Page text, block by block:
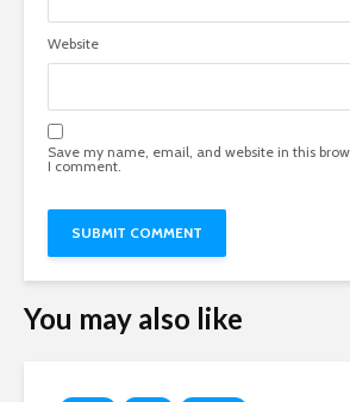
Website
Save my name, email, and website in this
I comment.
You may also like